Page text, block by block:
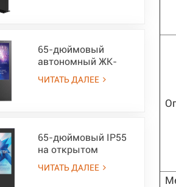
65-дюймовый
автономный ЖК-
экран для улицы,
ультра яркий, 3000
ЧИТАТЬ ДАЛЕЕ
65-дюймовый IP55
на открытом
воздухе
всепогодный
ЧИТАТЬ ДАЛЕЕ